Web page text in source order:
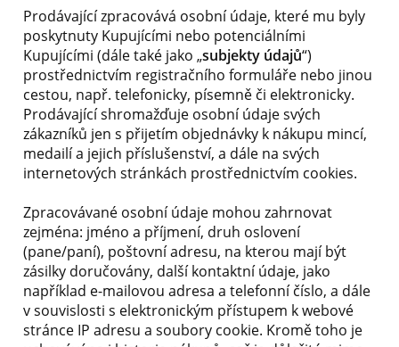
Prodávající zpracovává osobní údaje, které mu byly
poskytnuty Kupujícími nebo potenciálními
Kupujícími (dále také jako „subjekty údajů“)
prostřednictvím registračního formuláře nebo jinou
cestou, např. telefonicky, písemně či elektronicky.
Prodávající shromažďuje osobní údaje svých
zákazníků jen s přijetím objednávky k nákupu mincí,
medailí a jejich příslušenství, a dále na svých
internetových stránkách prostřednictvím cookies.
Zpracovávané osobní údaje mohou zahrnovat
zejména: jméno a příjmení, druh oslovení
(pane/paní), poštovní adresu, na kterou mají být
zásilky doručovány, další kontaktní údaje, jako
například e-mailovou adresa a telefonní číslo, a dále
v souvislosti s elektronickým přístupem k webové
stránce IP adresu a soubory cookie. Kromě toho je